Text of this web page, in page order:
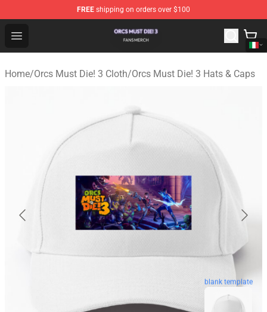
FREE shipping on orders over $100
Open menu
Orcs Must Die! 3 Shop - Official Orcs Must Die! 3
Home/Orcs Must Die! 3 Cloth/Orcs Must Die! 3 Hats & Caps
blank template